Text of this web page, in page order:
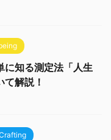
に知る測定法「人生
解説！